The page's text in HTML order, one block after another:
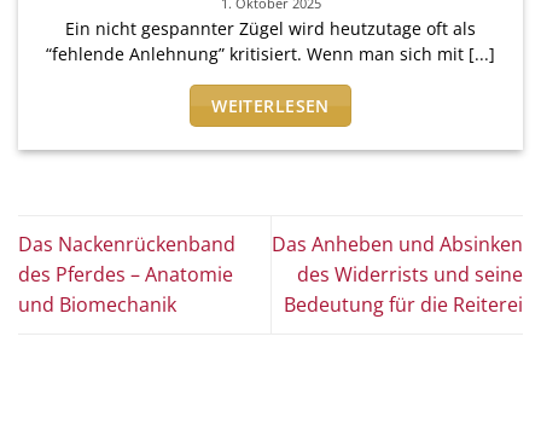
Ein nicht gespannter Zügel wird heutzutage oft als
“fehlende Anlehnung” kritisiert. Wenn man sich mit [...]
WEITERLESEN
Das Nackenrückenband
des Pferdes – Anatomie
und Biomechanik
Das Anheben und Absinken
des Widerrists und seine
Bedeutung für die Reiterei